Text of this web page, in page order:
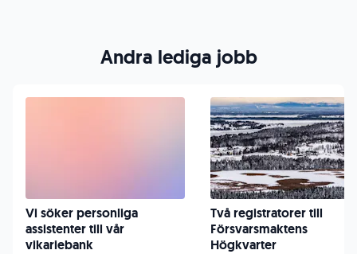
Andra lediga jobb
Vi söker personliga
assistenter till vår
vikariebank
Två registratorer till
Försvarsmaktens
Högkvarter